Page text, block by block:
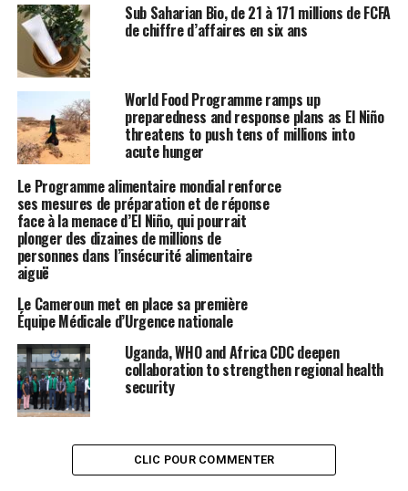
Sub Saharian Bio, de 21 à 171 millions de FCFA
de chiffre d’affaires en six ans
World Food Programme ramps up
preparedness and response plans as El Niño
threatens to push tens of millions into
acute hunger
Le Programme alimentaire mondial renforce
ses mesures de préparation et de réponse
face à la menace d’El Niño, qui pourrait
plonger des dizaines de millions de
personnes dans l’insécurité alimentaire
aiguë
Le Cameroun met en place sa première
Équipe Médicale d’Urgence nationale
Uganda, WHO and Africa CDC deepen
collaboration to strengthen regional health
security
CLIC POUR COMMENTER